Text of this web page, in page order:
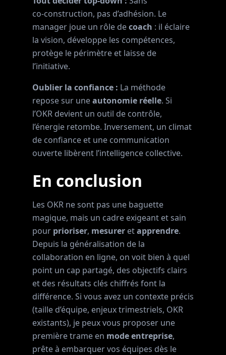
co‑construction, pas d’adhésion. Le
manager joue un rôle decoach : il éclaire
la vision, développe les compétences,
protège le périmètre et laisse de
l’initiative.
Oublier la confiance : La méthode
repose sur uneautonomie réelle. Si
l’OKR devient un outil de contrôle,
l’énergie retombe. Inversement, un climat
de confiance et une communication
ouverte libèrent l’intelligence collective.
En conclusion
Les OKR ne sont pas une baguette
magique, mais un cadre exigeant et sain
pour prioriser, mesurer etapprendre.
Depuis la généralisation de la
collaboration en ligne, on voit bien à quel
point un cap partagé, des objectifs clairs
et des résultats clés chiffrés font la
différence. Si vous avez un contexte précis
(taille d’équipe, enjeux trimestriels, OKR
existants), je peux vous proposer une
première trame en mode entreprise,
prête à embarquer vos équipes dès le